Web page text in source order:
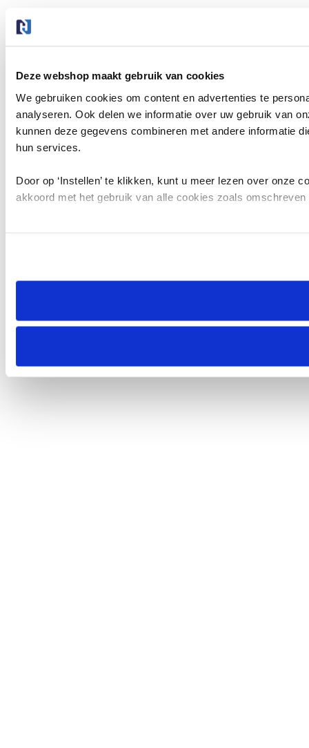
Deze webshop maakt gebruik van cookies
We gebruiken cookies om content en advertenties te
analyseren. Ook delen we informatie over uw gebruik van
kunnen deze gegevens combineren met andere informatie
hun services.
Door op ‘Instellen’ te klikken, kunt u meer lezen over onze
akkoord met het gebruik van alle cookies zoals